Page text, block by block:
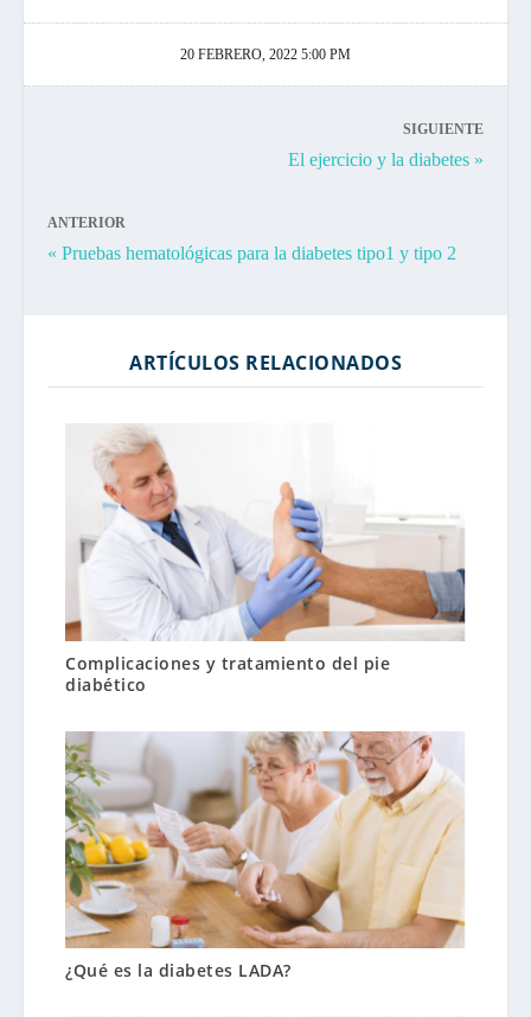
20 FEBRERO, 2022 5:00 PM
SIGUIENTE
El ejercicio y la diabetes »
ANTERIOR
« Pruebas hematológicas para la diabetes tipo1 y tipo 2
ARTÍCULOS RELACIONADOS
Complicaciones y tratamiento del pie
diabético
¿Qué es la diabetes LADA?